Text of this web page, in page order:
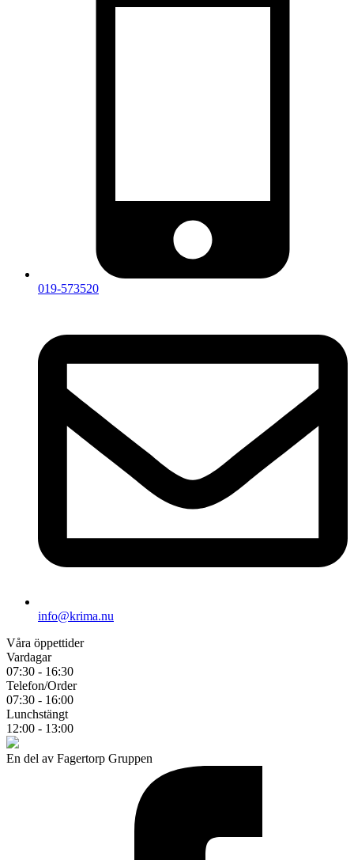
019-573520
info@krima.nu
Våra öppettider
Vardagar
07:30 - 16:30
Telefon/Order
07:30 - 16:00
Lunchstängt
12:00 - 13:00
En del av Fagertorp Gruppen